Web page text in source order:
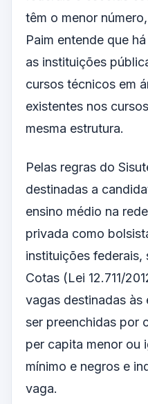
têm o menor
Paim entende que
as instituições
cursos técnicos em
existentes nos
mesma estrutura.
Pelas regras do
destinadas a
ensino médio na
privada como
instituições federais,
Cotas (Lei 12.711/
vagas destinadas às
ser preenchidas por
per capita menor ou
mínimo e negros e
vaga.